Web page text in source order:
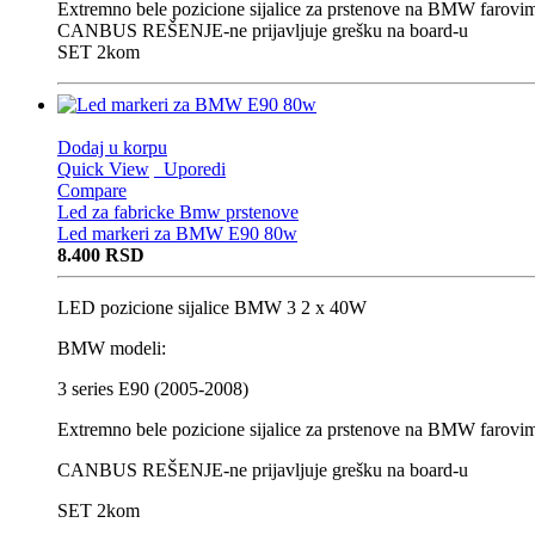
Extremno bele pozicione sijalice za prstenove na BMW
CANBUS REŠENJE-ne prijavljuje grešku na board-u
SET 2kom
Dodaj u korpu
Quick View
Uporedi
Compare
Led za fabricke Bmw prstenove
Led markeri za BMW E90 80w
8.400 RSD
LED pozicione sijalice BMW 3 2 x 40W
BMW modeli:
3 series E90 (2005-2008)
Extremno bele pozicione sijalice za prstenove na BMW
CANBUS REŠENJE-ne prijavljuje grešku na board-u
SET 2kom